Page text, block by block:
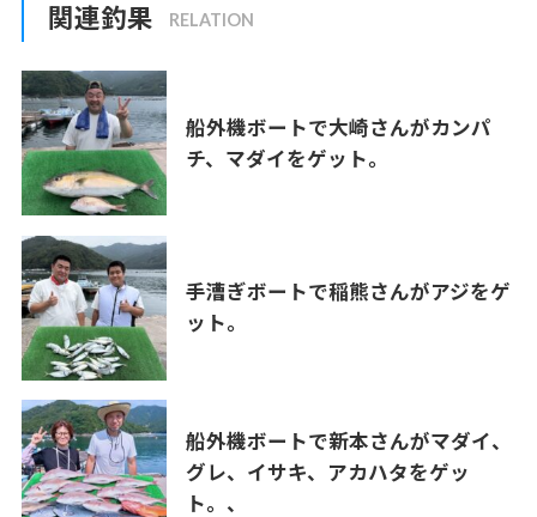
関連釣果
船外機ボートで大崎さんがカンパ
チ、マダイをゲット。
手漕ぎボートで稲熊さんがアジをゲ
ット。
船外機ボートで新本さんがマダイ、
グレ、イサキ、アカハタをゲッ
ト。、